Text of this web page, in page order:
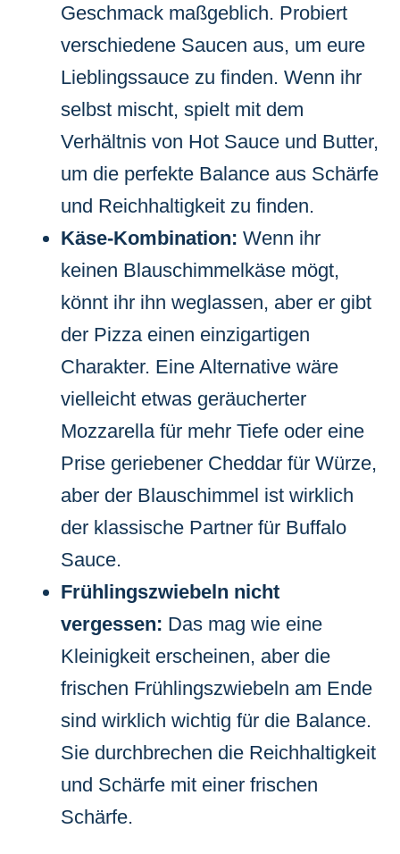
Geschmack maßgeblich. Probiert
verschiedene Saucen aus, um eure
Lieblingssauce zu finden. Wenn ihr
selbst mischt, spielt mit dem
Verhältnis von Hot Sauce und Butter,
um die perfekte Balance aus Schärfe
und Reichhaltigkeit zu finden.
Käse-Kombination: Wenn ihr
keinen Blauschimmelkäse mögt,
könnt ihr ihn weglassen, aber er gibt
der Pizza einen einzigartigen
Charakter. Eine Alternative wäre
vielleicht etwas geräucherter
Mozzarella für mehr Tiefe oder eine
Prise geriebener Cheddar für Würze,
aber der Blauschimmel ist wirklich
der klassische Partner für Buffalo
Sauce.
Frühlingszwiebeln nicht
vergessen: Das mag wie eine
Kleinigkeit erscheinen, aber die
frischen Frühlingszwiebeln am Ende
sind wirklich wichtig für die Balance.
Sie durchbrechen die Reichhaltigkeit
und Schärfe mit einer frischen
Schärfe.